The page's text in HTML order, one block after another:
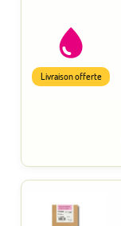
Livraison offerte